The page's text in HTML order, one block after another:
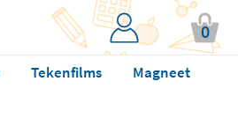
0
Tekenfilms
Magneet